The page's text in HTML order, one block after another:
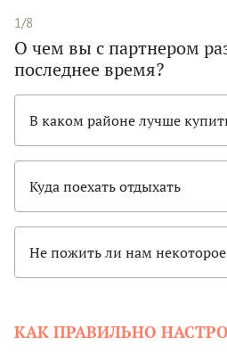
1/8
О чем вы с партнером
последнее время?
В каком районе лучше
Куда поехать отдыхать
Не пожить ли нам
КАК ПРАВИЛЬНО